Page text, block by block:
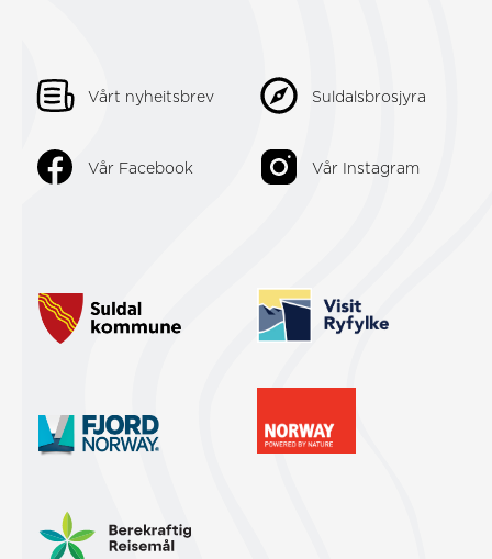
Vårt nyheitsbrev Suldalsbrosjyra
Vår Facebook Vår Instagram